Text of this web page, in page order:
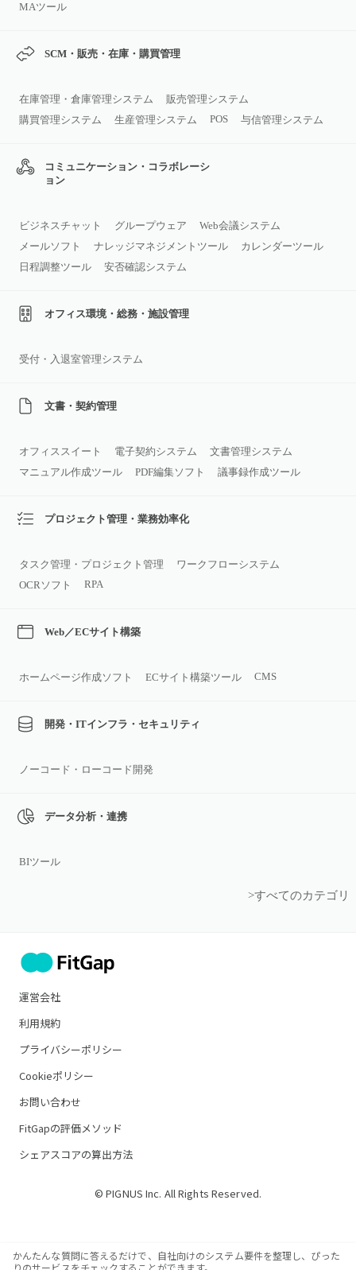
MAツール
SCM・販売・在庫・購買管理
在庫管理・倉庫管理システム
販売管理システム
購買管理システム
生産管理システム POS 与信管理システム
コミュニケーション・コラボレーシ
ョン
ビジネスチャット グループウェア
Web会議システム
メールソフト
ナレッジマネジメントツール
カレンダーツール
日程調整ツール
安否確認システム
オフィス環境・総務・施設管理
受付・入退室管理システム
文書・契約管理
オフィススイート 電子契約システム
文書管理システム
マニュアル作成ツール
PDF編集ソフト 議事録作成ツール
プロジェクト管理・業務効率化
タスク管理・プロジェクト管理
ワークフローシステム
OCRソフト
RPA
Web／ECサイト構築
ホームページ作成ソフト ECサイト構築ツール CMS
開発・ITインフラ・セキュリティ
ノーコード・ローコード開発
データ分析・連携
BIツール
>すべてのカテゴリ
運営会社
利用規約
プライバシーポリシー
Cookieポリシー
お問い合わせ
FitGapの評価メソッド
シェアスコアの算出方法
© PIGNUS Inc. All Rights Reserved.
かんたんな質問に答えるだけで、自社向けのシステム要件を整理し、ぴった
りのサービスをチェックすることができます。